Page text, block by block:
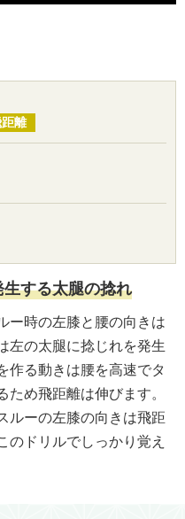
離
生する太腿の捻れ
ー時の左膝と腰の向きは
左の太腿に捻じれを発生
作る動きは腰を高速でタ
め飛距離は伸びます。
ルーの左膝の向きは飛距
のドリルでしっかり覚え